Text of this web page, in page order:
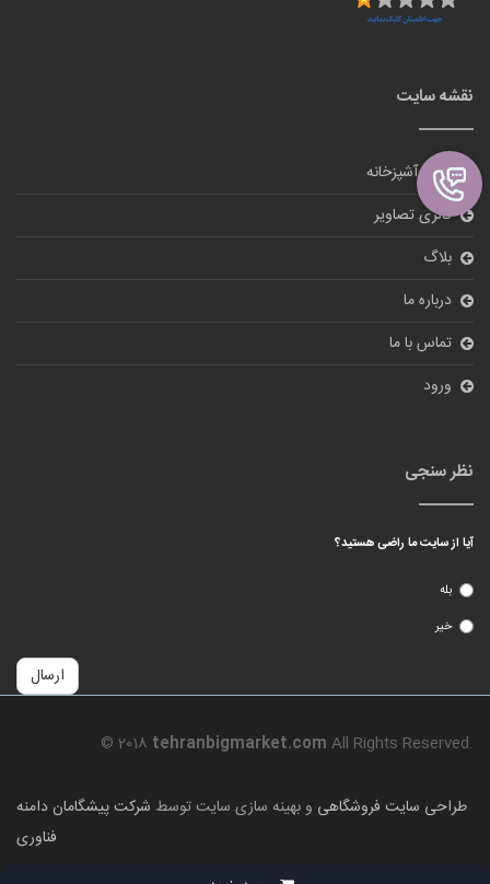
نقشه سایت
لوازم آشپزخانه
گالری تصاویر
بلاگ
درباره ما
تماس با ما
ورود
نظر سنجی
آیا از سایت ما راضی هستید؟
بله
خیر
ارسال
© 2018 tehranbigmarket.com All Rights Reserved.
طراحی سایت فروشگاهی و بهینه سازی سایت توسط شرکت پیشگامان دامنه
فناوری